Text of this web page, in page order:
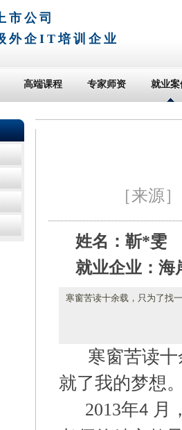
市公司
外企IT培训企业
高端课程 专家师资 就业案
［来源
姓名：靳*雯
就业企业：海
寒窗苦读十余载，只为了找
寒窗苦读
就了我的梦想
2013年4 月